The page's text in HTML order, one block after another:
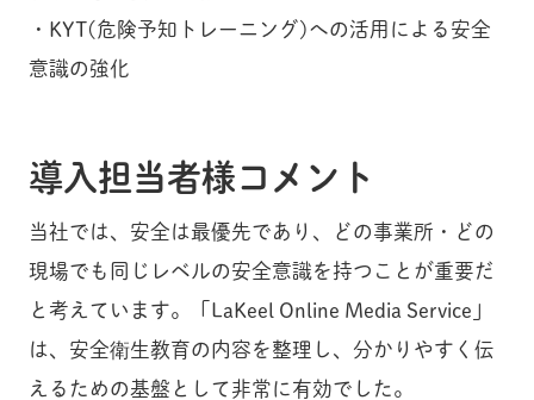
・KYT(危険予知トレーニング)への活用による安全
意識の強化
導入担当者様コメント
当社では、安全は最優先であり、どの事業所・どの
現場でも同じレベルの安全意識を持つことが重要だ
と考えています。「LaKeel Online Media Service」
は、安全衛生教育の内容を整理し、分かりやすく伝
えるための基盤として非常に有効でした。